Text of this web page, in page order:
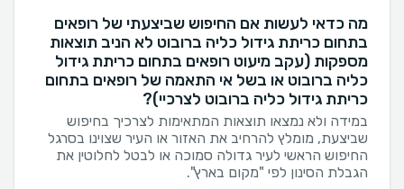
מה כדאי לעשות אם החיפוש שביצעתי של רופאים
בתחום כריתת גידול כליה ברובוט לא הניב תוצאות
מספקות (עקב מיעוט רופאים בתחום כריתת גידול
כליה ברובוט או בשל אי התאמה של רופאים בתחום
כריתת גידול כליה ברובוט לצרכיי)?
במידה ולא נמצאו תוצאות המתאימות לצרכיך בחיפוש
שביצעת, מומלץ להרחיב את האזור או העיר שצוינו בסרגל
החיפוש הראשי לעיר גדולה סמוכה או לבטל לחלוטין את
הגבלת הסינון לפי "מקום בארץ".